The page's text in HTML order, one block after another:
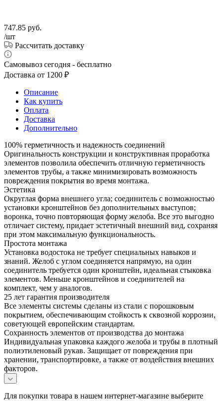
747.85 руб.
/шт
Рассчитать доставку
Самовывоз сегодня - бесплатно
Доставка от 1200 ₽
Описание
Как купить
Оплата
Доставка
Дополнительно
100% герметичность и надежность соединений
Оригинальность конструкции и конструктивная проработка
элементов позволила обеспечить отличную герметичность
элементов трубы, а также минимизировать возможность
повреждения покрытия во время монтажа.
Эстетика
Округлая форма внешнего угла; соединитель с возможностью
установки кронштейнов без дополнительных выступов;
воронка, точно повторяющая форму желоба. Все это выгодно
отличает систему, придает эстетичный внешний вид, сохраняя
при этом максимальную функциональность.
Простота монтажа
Установка водостока не требует специальных навыков и
знаний. Желоб с углом соединяется напрямую, на один
соединитель требуется один кронштейн, идеальная стыковка
элементов. Меньше кронштейнов и соединителей на
комплект, чем у аналогов.
25 лет гарантия производителя
Все элементы системы сделаны из стали с порошковым
покрытием, обеспечивающим стойкость к сквозной коррозии,
советующей европейским стандартам.
Сохранность элементов от производства до монтажа
Индивидуальная упаковка каждого желоба и трубы в плотный
полиэтиленовый рукав. Защищает от повреждения при
хранении, транспортировке, а также от воздействия внешних
факторов.
Для покупки товара в нашем интернет-магазине выберите